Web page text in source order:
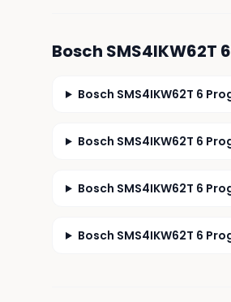
Bosch SMS4IKW62T
Bosch SMS4IKW62T 6
Bosch SMS4IKW62T 6
Bosch SMS4IKW62T 6
Bosch SMS4IKW62T 6